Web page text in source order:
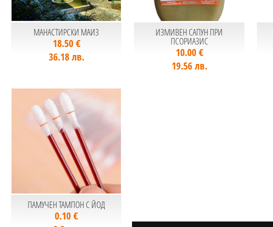
МАНАСТИРСКИ МАИЗ
18.50 €
36.18 лв.
ИЗМИВЕН САПУН ПРИ
ПСОРИАЗИС
10.00 €
19.56 лв.
ПАМУЧЕН ТАМПОН С ЙОД
0.10 €